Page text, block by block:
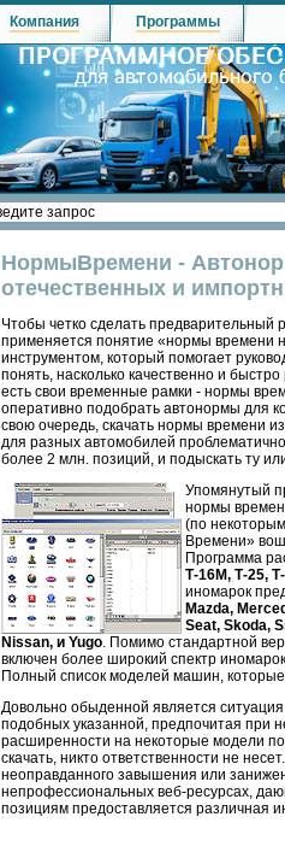
Компания Программы
НормыВремени -
отечественных и
Чтобы четко сделать предварительный
применяется понятие «нормы времени
инструментом, который помогает
понять, насколько качественно и
есть свои временные рамки - нормы
оперативно подобрать автонормы для
свою очередь, скачать нормы времени
для разных автомобилей
более 2 млн. позиций, и подыскать ту
Упомянутый
нормы
(по
Времени»
Программа
Т-16М, Т-25,
иномарок
Mazda,
Seat, Skoda,
Nissan, и Yugo. Помимо стандартной
включен более широкий спектр
Полный список моделей машин,
Довольно обыденной является
подобных указанной, предпочитая при
расширенности на некоторые модели
скачать, никто ответственности не
неоправданного завышения или
непрофессиональных веб-ресурсах,
позициям предоставляется различная